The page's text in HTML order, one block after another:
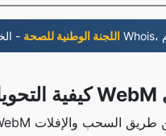
6- اللجنة الوطنية للصحة